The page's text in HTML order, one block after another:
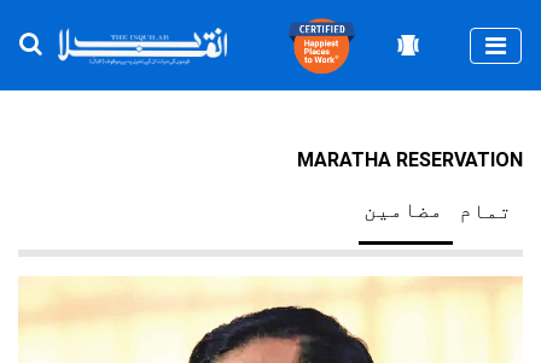
MARATHA RESERVATION
مضامین تمام